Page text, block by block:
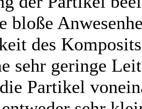
bloße
des
sehr geringe
Partikel